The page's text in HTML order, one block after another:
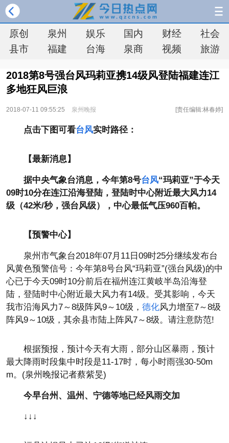
原创 泉州 娱乐 国内 财经
社会
县市
福建 台海 泉商 视频 旅游
2018第8号强台风玛莉亚携14级风登陆福建连江
多地狂风巨浪
2018-07-11 09:55:25 泉州晚报 [责任编辑:林春婷]
点击下图可看台风实时路径：
【最新消息】
据中央气象台消息，今年第8号台风“玛莉亚”于今天
09时10分在连江沿海登陆，登陆时中心附近最大风力14
级（42米/秒，强台风级），中心最低气压960百帕。
【预警中心】
泉州市气象台2018年07月11日09时25分继续发布台
风黄色预警信号：今年第8号台风“玛莉亚”(强台风级)的中
心已于今天09时10分前后在福州连江黄岐半岛沿海登
陆，登陆时中心附近最大风力有14级。受其影响，今天
我市沿海风力7～8级阵风9～10级， 德化风力增至7～8级
阵风9～10级，其余县市陆上阵风7～8级。请注意防范!
根据预报，预计今天有大雨，部分山区暴雨，预计
最大降雨时段集中时段是11-17时，每小时雨强30-50m
m。(泉州晚报记者蔡紫旻)
今早台州、温州、宁德等地已经风雨交加
↓↓↓